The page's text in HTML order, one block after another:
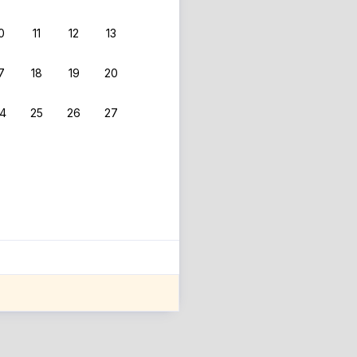
11 12 13
18 19 20
25 26 27